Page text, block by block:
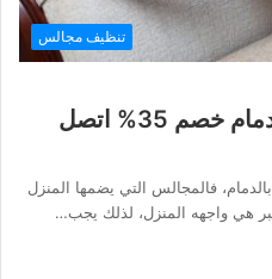
تنظيف مجالس
شركة تنظيف مجالس بالدمام خصم 35% اتصل
فالمجالس التي يضمها المنزل
هي واجهه المنزل، لذلك يجب…